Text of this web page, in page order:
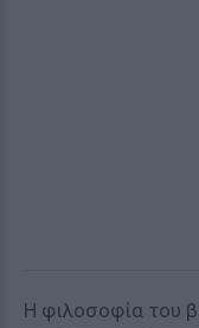
Η φιλοσοφία του